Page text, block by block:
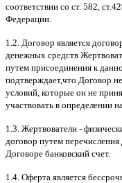
соответствии со ст. 582, ст
Федерации
1.2. Договор является
денежных средств
путем присоединения к
подтверждает,что Договор
условий которые он не
участвовать в определении
1.3. Жертвователи -
договор путем
Договоре банковский счет.
1.4. Оферта является